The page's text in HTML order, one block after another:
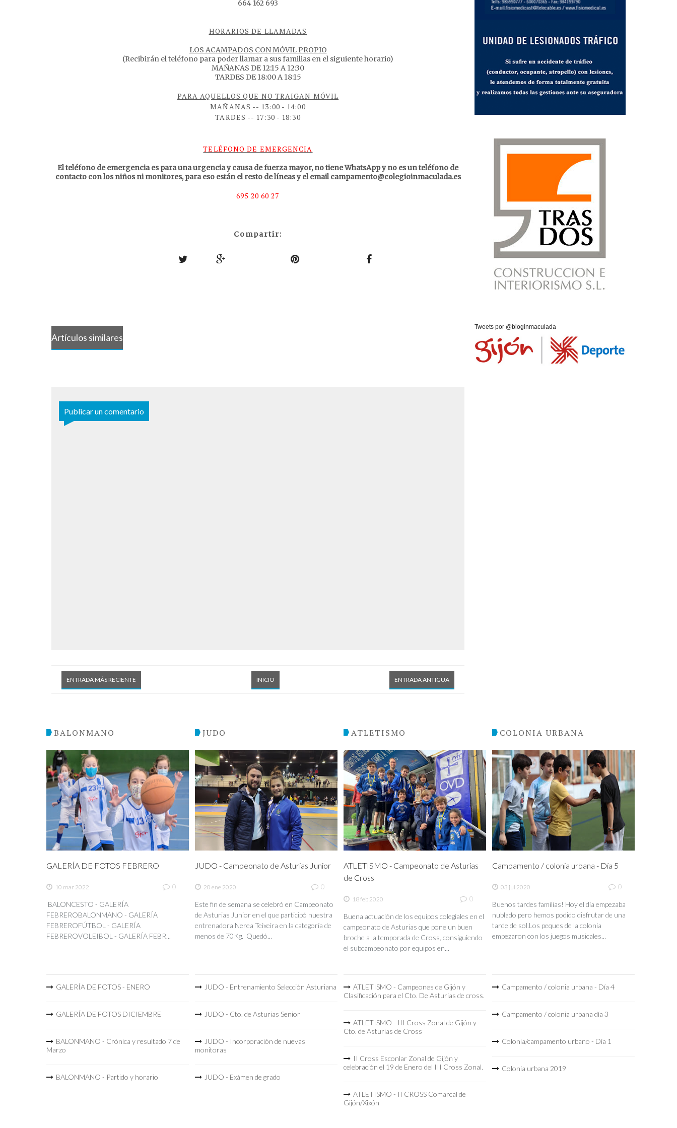
664 162 693
HORARIOS DE LLAMADAS
LOS ACAMPADOS CON MÓVIL PROPIO
(Recibirán el teléfono para poder llamar a sus familias en el siguiente horario)
MAÑANAS DE 12:15 A 12:30
TARDES DE 18:00 A 18:15
PARA AQUELLOS QUE NO TRAIGAN MÓVIL
MAÑANAS -- 13:00 - 14:00
TARDES -- 17:30 - 18:30
TELÉFONO DE EMERGENCIA
El teléfono de emergencia es para una urgencia y causa de fuerza mayor, no tiene WhatsApp y no es un teléfono de
contacto con los niños ni monitores, para eso están el resto de líneas y el email campamento@colegioinmaculada.es
695 20 60 27
Compartir:
Artículos similares
Publicar un comentario
ENTRADA MÁS RECIENTE ENTRADA ANTIGUA
INICIO
Tweets por @bloginmaculada
BALONMANO
GALERÍA DE FOTOS FEBRERO
10 mar 2022 0
BALONCESTO - GALERÍA
FEBREROBALONMANO - GALERÍA
FEBREROFÚTBOL - GALERÍA
FEBREROVOLEIBOL - GALERÍA FEBR...
GALERÍA DE FOTOS - ENERO
GALERÍA DE FOTOS DICIEMBRE
BALONMANO - Crónica y resultado 7 de
Marzo
BALONMANO - Partido y horario
JUDO
JUDO - Campeonato de Asturias Junior
20 ene 2020 0
Este fin de semana se celebró en Campeonato
de Asturias Junior en el que participó nuestra
entrenadora Nerea Teixeira en la categoría de
menos de 70Kg. Quedó...
JUDO - Entrenamiento Selección Asturiana
JUDO - Cto. de Asturias Senior
JUDO - Incorporación de nuevas
monitoras
JUDO - Exámen de grado
ATLETISMO
ATLETISMO - Campeonato de Asturias
de Cross
18 feb 2020 0
Buena actuación de los equipos colegiales en el
campeonato de Asturias que pone un buen
broche a la temporada de Cross, consiguiendo
el subcampeonato por equipos en...
ATLETISMO - Campeones de Gijón y
Clasificación para el Cto. De Asturias de cross.
ATLETISMO - III Cross Zonal de Gijón y
Cto. de Asturias de Cross
II Cross Esconlar Zonal de Gijón y
celebración el 19 de Enero del III Cross Zonal.
ATLETISMO - II CROSS Comarcal de
Gijón/Xixón
COLONIA URBANA
Campamento / colonia urbana - Día 5
03 jul 2020 0
Buenos tardes familias! Hoy el día empezaba
nublado pero hemos podido disfrutar de una
tarde de sol.Los peques de la colonia
empezaron con los juegos musicales...
Campamento / colonia urbana - Día 4
Campamento / colonia urbana día 3
Colonia/campamento urbano - Día 1
Colonia urbana 2019